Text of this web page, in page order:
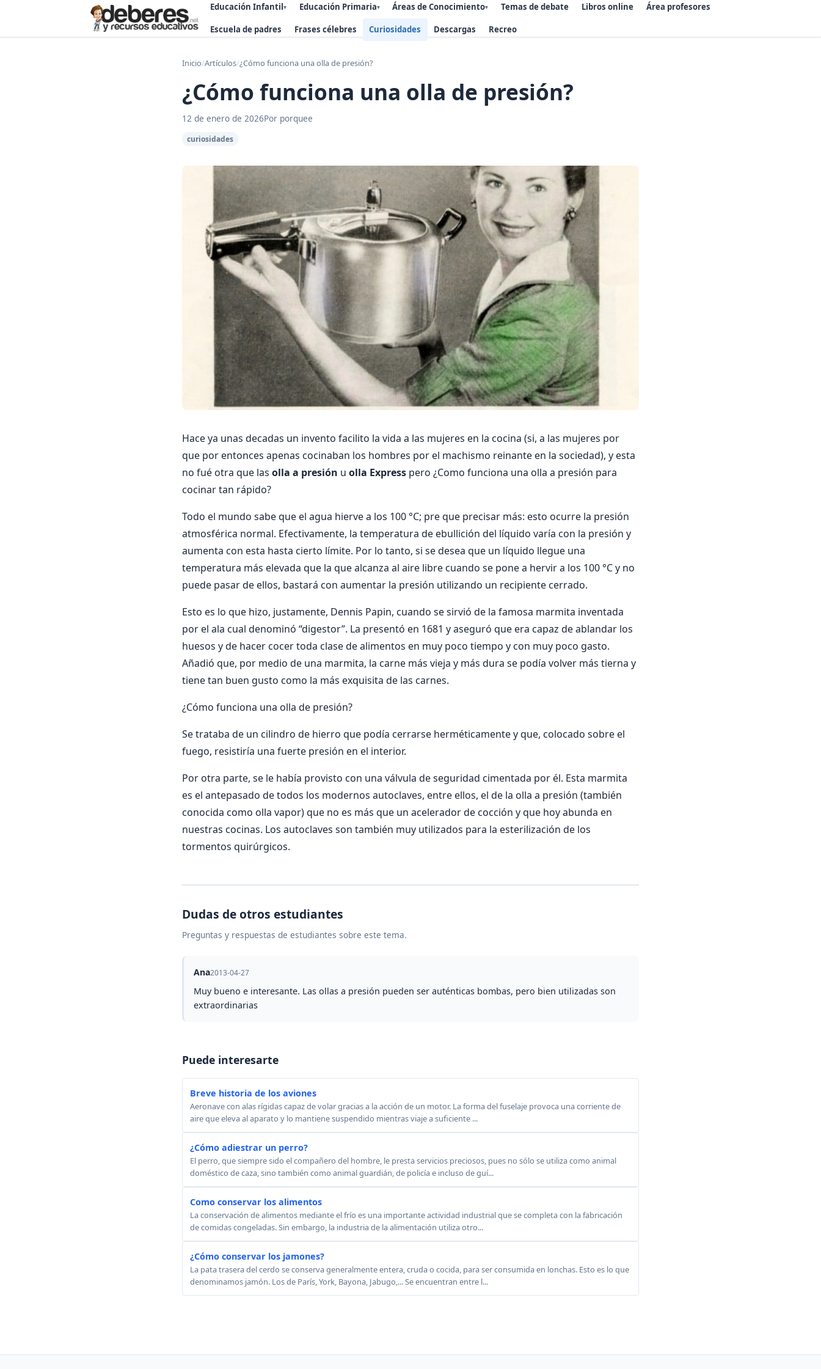
Educación Infantil▾ Educación Primaria▾ Áreas de Conocimiento▾ Temas de debate Libros online Área profesores
Escuela de padres Frases célebres Curiosidades Descargas Recreo
Inicio/Artículos/¿Cómo funciona una olla de presión?
¿Cómo funciona una olla de presión?
12 de enero de 2026Por porquee
curiosidades
Hace ya unas decadas un invento facilito la vida a las mujeres en la cocina (si, a las mujeres por
que por entonces apenas cocinaban los hombres por el machismo reinante en la sociedad), y esta
no fué otra que las olla a presión u olla Express pero ¿Como funciona una olla a presión para
cocinar tan rápido?
Todo el mundo sabe que el agua hierve a los 100 °C; pre que precisar más: esto ocurre la presión
atmosférica normal. Efectivamente, la temperatura de ebullición del líquido varía con la presión y
aumenta con esta hasta cierto límite. Por lo tanto, si se desea que un líquido llegue una
temperatura más elevada que la que alcanza al aire libre cuando se pone a hervir a los 100 °C y no
puede pasar de ellos, bastará con aumentar la presión utilizando un recipiente cerrado.
Esto es lo que hizo, justamente, Dennis Papin, cuando se sirvió de la famosa marmita inventada
por el ala cual denominó “digestor”. La presentó en 1681 y aseguró que era capaz de ablandar los
huesos y de hacer cocer toda clase de alimentos en muy poco tiempo y con muy poco gasto.
Añadió que, por medio de una marmita, la carne más vieja y más dura se podía volver más tierna y
tiene tan buen gusto como la más exquisita de las carnes.
¿Cómo funciona una olla de presión?
Se trataba de un cilindro de hierro que podía cerrarse herméticamente y que, colocado sobre el
fuego, resistiría una fuerte presión en el interior.
Por otra parte, se le había provisto con una válvula de seguridad cimentada por él. Esta marmita
es el antepasado de todos los modernos autoclaves, entre ellos, el de la olla a presión (también
conocida como olla vapor) que no es más que un acelerador de cocción y que hoy abunda en
nuestras cocinas. Los autoclaves son también muy utilizados para la esterilización de los
tormentos quirúrgicos.
Dudas de otros estudiantes
Preguntas y respuestas de estudiantes sobre este tema.
Ana2013-04-27
Muy bueno e interesante. Las ollas a presión pueden ser auténticas bombas, pero bien utilizadas son
extraordinarias
Puede interesarte
Breve historia de los aviones
Aeronave con alas rígidas capaz de volar gracias a la acción de un motor. La forma del fuselaje provoca una corriente de
aire que eleva al aparato y lo mantiene suspendido mientras viaje a suficiente ...
¿Cómo adiestrar un perro?
El perro, que siempre sido el compañero del hombre, le presta servicios preciosos, pues no sólo se utiliza como animal
doméstico de caza, sino también como animal guardián, de policía e incluso de guí...
Como conservar los alimentos
La conservación de alimentos mediante el frío es una importante actividad industrial que se completa con la fabricación
de comidas congeladas. Sin embargo, la industria de la alimentación utiliza otro...
¿Cómo conservar los jamones?
La pata trasera del cerdo se conserva generalmente entera, cruda o cocida, para ser consumida en lonchas. Esto es lo que
denominamos jamón. Los de París, York, Bayona, Jabugo,... Se encuentran entre l...